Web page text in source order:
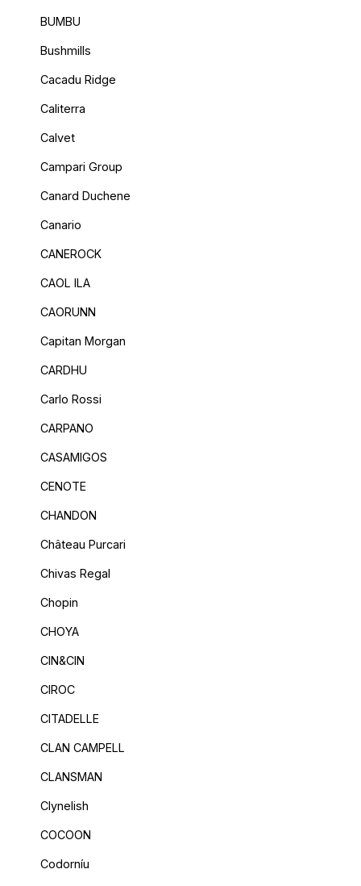
BUMBU
Bushmills
Cacadu Ridge
Caliterra
Calvet
Campari Group
Canard Duchene
Canario
CANEROCK
CAOL ILA
CAORUNN
Capitan Morgan
CARDHU
Carlo Rossi
CARPANO
CASAMIGOS
CENOTE
CHANDON
Château Purcari
Chivas Regal
Chopin
CHOYA
CIN&CIN
CIROC
CITADELLE
CLAN CAMPELL
CLANSMAN
Clynelish
COCOON
Codorníu